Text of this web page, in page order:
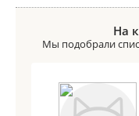
На
Мы подобрали